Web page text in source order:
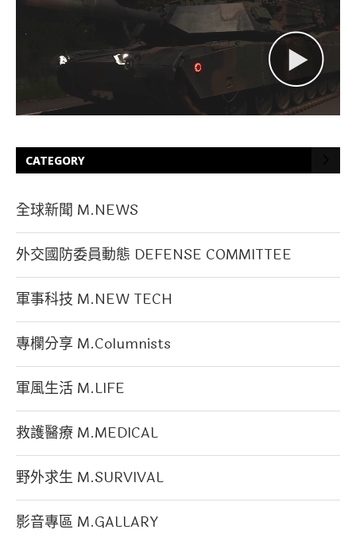
CATEGORY
全球新聞 M.NEWS
外交國防委員動態 DEFENSE COMMITTEE
軍事科技 M.NEW TECH
專欄分享 M.Columnists
軍風生活 M.LIFE
救護醫療 M.MEDICAL
野外求生 M.SURVIVAL
影音專區 M.GALLARY